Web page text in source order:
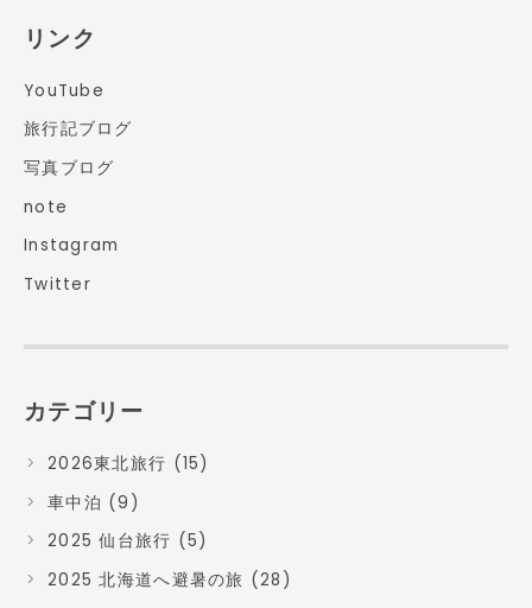
リンク
YouTube
旅行記ブログ
写真ブログ
note
Instagram
Twitter
カテゴリー
2026東北旅行 (15)
車中泊 (9)
2025 仙台旅行 (5)
2025 北海道へ避暑の旅 (28)